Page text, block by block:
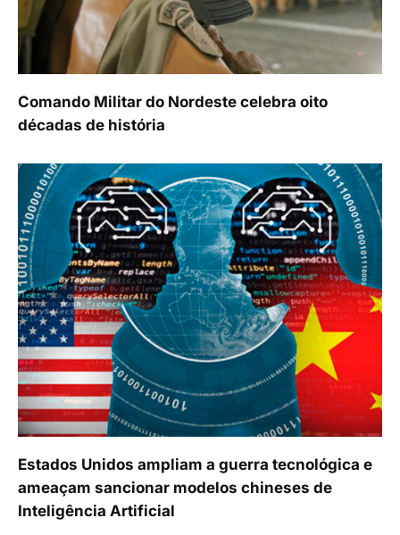
Comando Militar do Nordeste celebra oito
décadas de história
Estados Unidos ampliam a guerra tecnológica e
ameaçam sancionar modelos chineses de
Inteligência Artificial